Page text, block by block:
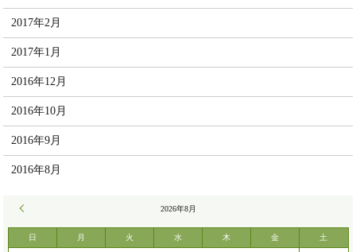
2017年2月
2017年1月
2016年12月
2016年10月
2016年9月
2016年8月
2026年8月
日 月 火 水 木 金 土